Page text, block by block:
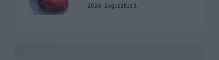
2026. augusztus 3.